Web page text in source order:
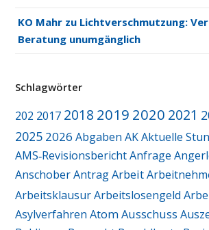
KO Mahr zu Lichtverschmutzung:
Beratung unumgänglich
Schlagwörter
202 2017 2018 2019 2020 2021
2025 2026 Abgaben AK Aktuelle
AMS‑Revisionsbericht Anfrage
Anschober Antrag Arbeit
Arbeitsklausur Arbeitslosengeld
Asylverfahren Atom Ausschuss